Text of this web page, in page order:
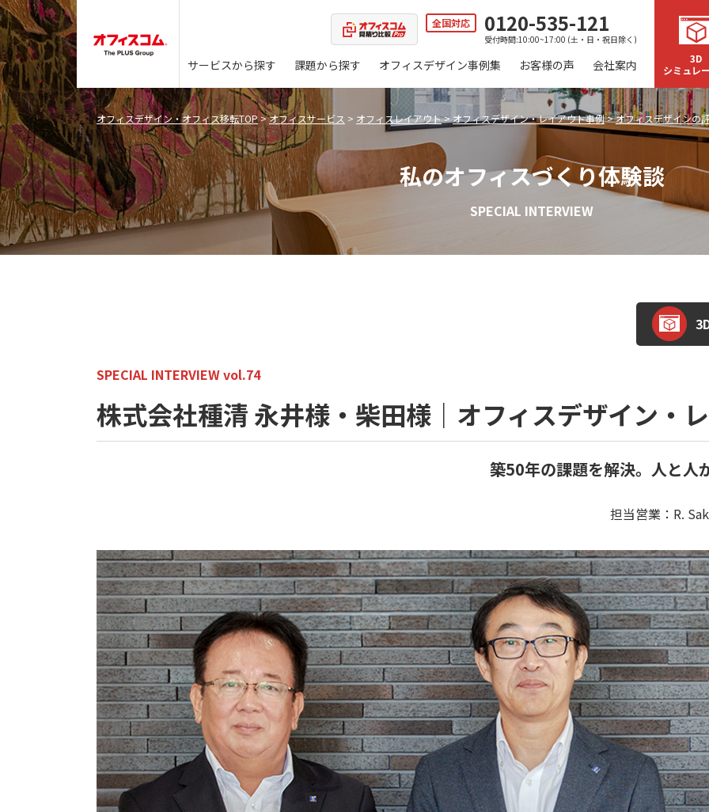
全国対応 0120-535-121
受付時間:10:00~17:00 (土・日・祝日除く)
サービスから探す 課題から探す オフィスデザイン事例集 お客様の声 会社案内
3D
シミュレ
オフィスデザイン・オフィス移転TOP>オフィスサービス > オフィスレイアウト>オフィスデザイン・レイアウト事例>オフィスデザインの
私のオフィスづくり体験談
SPECIAL INTERVIEW
SPECIAL INTERVIEW vol.74
株式会社種清 永井様・柴田様｜オフィスデザイン・
築50年の課題を解決。人と人
担当営業：R.